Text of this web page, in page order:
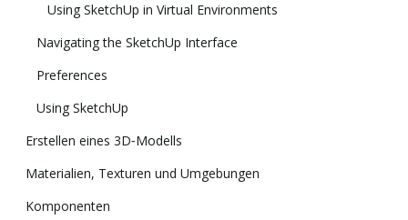
Using SketchUp in Virtual Environments
Navigating the SketchUp Interface
Preferences
Using SketchUp
Erstellen eines 3D‑Modells
Materialien, Texturen und Umgebungen
Komponenten